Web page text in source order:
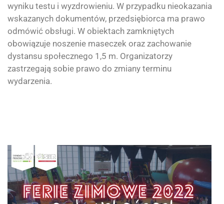
wyniku testu i wyzdrowieniu. W przypadku nieokazania
wskazanych dokumentów, przedsiębiorca ma prawo
odmówić obsługi. W obiektach zamkniętych
obowiązuje noszenie maseczek oraz zachowanie
dystansu społecznego 1,5 m. Organizatorzy
zastrzegają sobie prawo do zmiany terminu
wydarzenia.